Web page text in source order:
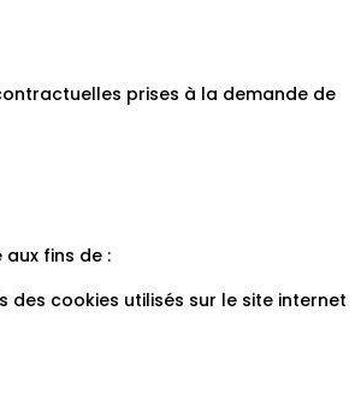
prises à la demande de
fins de :
cookies utilisés sur le site internet